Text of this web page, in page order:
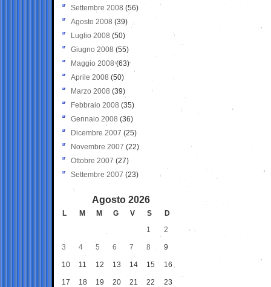
Settembre 2008 (56)
Agosto 2008 (39)
Luglio 2008 (50)
Giugno 2008 (55)
Maggio 2008(63)
Aprile 2008 (50)
Marzo 2008 (39)
Febbraio 2008 (35)
Gennaio 2008 (36)
Dicembre 2007 (25)
Novembre 2007 (22)
Ottobre 2007 (27)
Settembre 2007 (23)
Agosto 2026
L M M G V S
D
1
2
3 4 5 6 7 8 9
10 11 12 13 14 15 16
17 18 19 20 21 22 23